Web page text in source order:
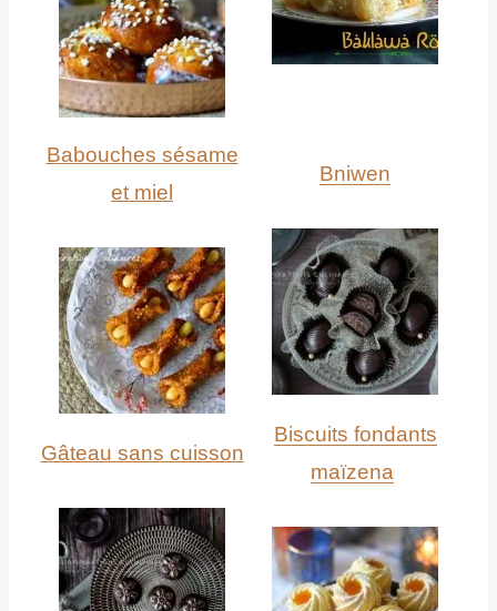
Babouches sésame
et miel
Bniwen
Gâteau sans cuisson
Biscuits fondants
maïzena